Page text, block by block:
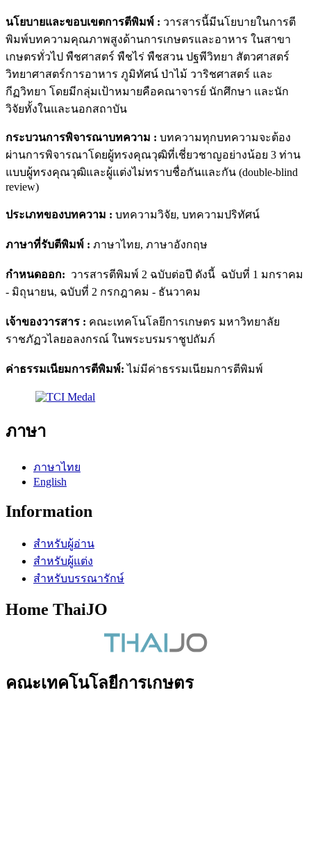
นโยบายและขอบเขตการตีพิมพ์ : วารสารนี้มีนโยบายในการตี
พิมพ์บทความคุณภาพสูงด้านการเกษตรและอาหาร ในสาขา
เกษตรทั่วไป พืชศาสตร์ พืชไร่ พืชสวน ปฐพีวิทยา สัตวศาสตร์
วิทยาศาสตร์การอาหาร ภูมิทัศน์ ป่าไม้ วาริชศาสตร์ และ
กีฏวิทยา โดยมีกลุ่มเป้าหมายคือคณาจารย์ นักศึกษา และนัก
วิจัยทั้งในและนอกสถาบัน
กระบวนการพิจารณาบทความ : บทความทุกบทความจะต้อง
ผ่านการพิจารณาโดยผู้ทรงคุณวุฒิที่เชี่ยวชาญอย่างน้อย 3 ท่าน
แบบผู้ทรงคุณวุฒิและผู้แต่งไม่ทราบชื่อกันและกัน (double-blind
review)
ประเภทของบทความ : บทความวิจัย, บทความปริทัศน์
ภาษาที่รับตีพิมพ์ : ภาษาไทย, ภาษาอังกฤษ
กำหนดออก: วารสารตีพิมพ์ 2 ฉบับต่อปี ดังนี้ ฉบับที่ 1 มกราคม
- มิถุนายน, ฉบับที่ 2 กรกฎาคม - ธันวาคม
เจ้าของวารสาร : คณะเทคโนโลยีการเกษตร มหาวิทยาลัย
ราชภัฏวไลยอลงกรณ์ ในพระบรมราชูปถัมภ์
ค่าธรรมเนียมการตีพิมพ์: ไม่มีค่าธรรมเนียมการตีพิมพ์
ภาษา
ภาษาไทย
English
Information
สำหรับผู้อ่าน
สำหรับผู้แต่ง
สำหรับบรรณารักษ์
Home ThaiJO
คณะเทคโนโลยีการเกษตร